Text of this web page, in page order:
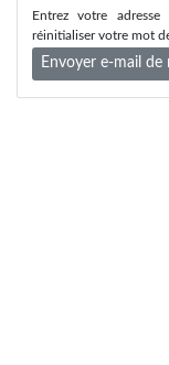
Entrez votre
réinitialiser votre mot
Envoyer e-mail